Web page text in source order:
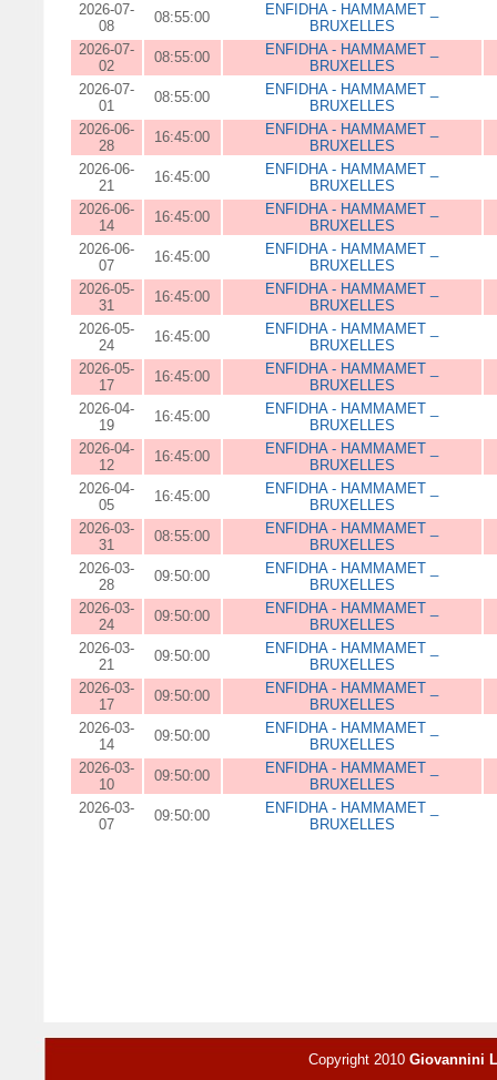
2026-07-
08
08:55:00
ENFIDHA - HAMMAMET _
BRUXELLES
2026-07-
02
08:55:00
ENFIDHA - HAMMAMET _
BRUXELLES
2026-07-
01
08:55:00
ENFIDHA - HAMMAMET _
BRUXELLES
2026-06-
28
16:45:00
ENFIDHA - HAMMAMET _
BRUXELLES
2026-06-
21
16:45:00
ENFIDHA - HAMMAMET _
BRUXELLES
2026-06-
14
16:45:00
ENFIDHA - HAMMAMET _
BRUXELLES
2026-06-
07
16:45:00
ENFIDHA - HAMMAMET _
BRUXELLES
2026-05-
31
16:45:00
ENFIDHA - HAMMAMET _
BRUXELLES
2026-05-
24
16:45:00
ENFIDHA - HAMMAMET _
BRUXELLES
2026-05-
17
16:45:00
ENFIDHA - HAMMAMET _
BRUXELLES
2026-04-
19
16:45:00
ENFIDHA - HAMMAMET _
BRUXELLES
2026-04-
12
16:45:00
ENFIDHA - HAMMAMET _
BRUXELLES
2026-04-
05
16:45:00
ENFIDHA - HAMMAMET _
BRUXELLES
2026-03-
31
08:55:00
ENFIDHA - HAMMAMET _
BRUXELLES
2026-03-
28
09:50:00
ENFIDHA - HAMMAMET _
BRUXELLES
2026-03-
24
09:50:00
ENFIDHA - HAMMAMET _
BRUXELLES
2026-03-
21
09:50:00
ENFIDHA - HAMMAMET _
BRUXELLES
2026-03-
17
09:50:00
ENFIDHA - HAMMAMET _
BRUXELLES
2026-03-
14
09:50:00
ENFIDHA - HAMMAMET _
BRUXELLES
2026-03-
10
09:50:00
ENFIDHA - HAMMAMET _
BRUXELLES
2026-03-
07
09:50:00
ENFIDHA - HAMMAMET _
BRUXELLES
Copyright 2010 Giovannini